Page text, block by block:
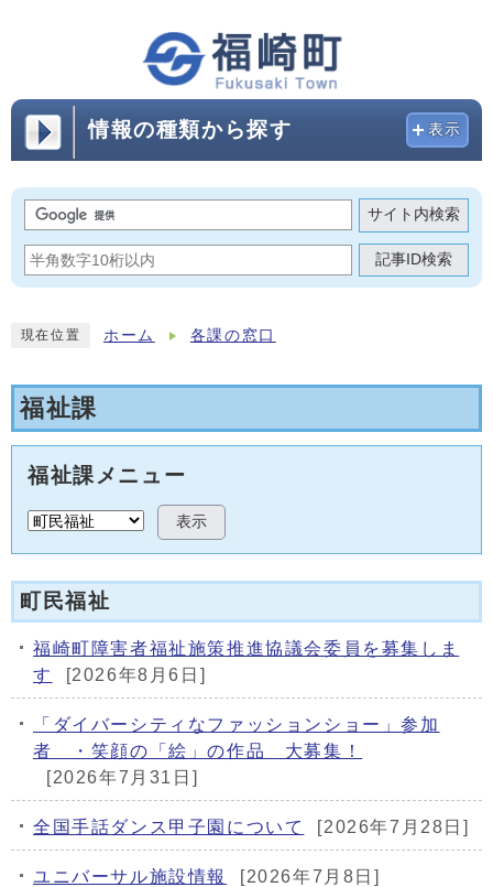
情報の種類から探す 表示
サイト内検索
記事ID検索
現在位置 ホーム 各課の窓口
福祉課
福祉課メニュー
表示
町民福祉
福崎町障害者福祉施策推進協議会委員を募集しま
す
[2026年8月6日]
「ダイバーシティなファッションショー」参加
者 ・笑顔の「絵」の作品 大募集！
[2026年7月31日]
全国手話ダンス甲子園について [2026年7月28日]
ユニバーサル施設情報 [2026年7月8日]